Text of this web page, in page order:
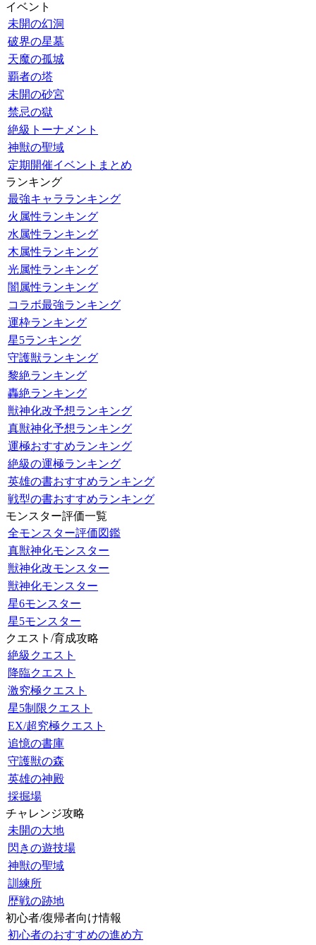
イベント
未開の幻洞
破界の星墓
天魔の孤城
覇者の塔
未開の砂宮
禁忌の獄
絶級トーナメント
神獣の聖域
定期開催イベントまとめ
ランキング
最強キャラランキング
火属性ランキング
水属性ランキング
木属性ランキング
光属性ランキング
闇属性ランキング
コラボ最強ランキング
運枠ランキング
星5ランキング
守護獣ランキング
黎絶ランキング
轟絶ランキング
獣神化改予想ランキング
真獣神化予想ランキング
運極おすすめランキング
絶級の運極ランキング
英雄の書おすすめランキング
戦型の書おすすめランキング
モンスター評価一覧
全モンスター評価図鑑
真獣神化モンスター
獣神化改モンスター
獣神化モンスター
星6モンスター
星5モンスター
クエスト/育成攻略
絶級クエスト
降臨クエスト
激究極クエスト
星5制限クエスト
EX/超究極クエスト
追憶の書庫
守護獣の森
英雄の神殿
採掘場
チャレンジ攻略
未開の大地
閃きの遊技場
神獣の聖域
訓練所
歴戦の跡地
初心者/復帰者向け情報
初心者のおすすめの進め方